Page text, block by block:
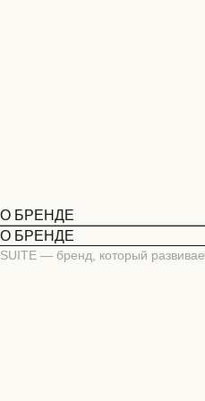
О БРЕНДЕ
О БРЕНДЕ
SUITE — бренд, который